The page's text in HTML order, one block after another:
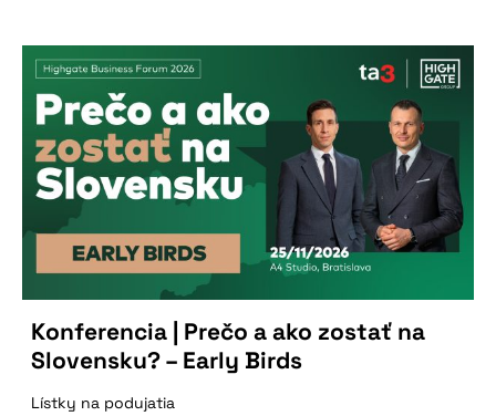
Konferencia | Prečo a ako zostať na
Slovensku? – Early Birds
Lístky na podujatia